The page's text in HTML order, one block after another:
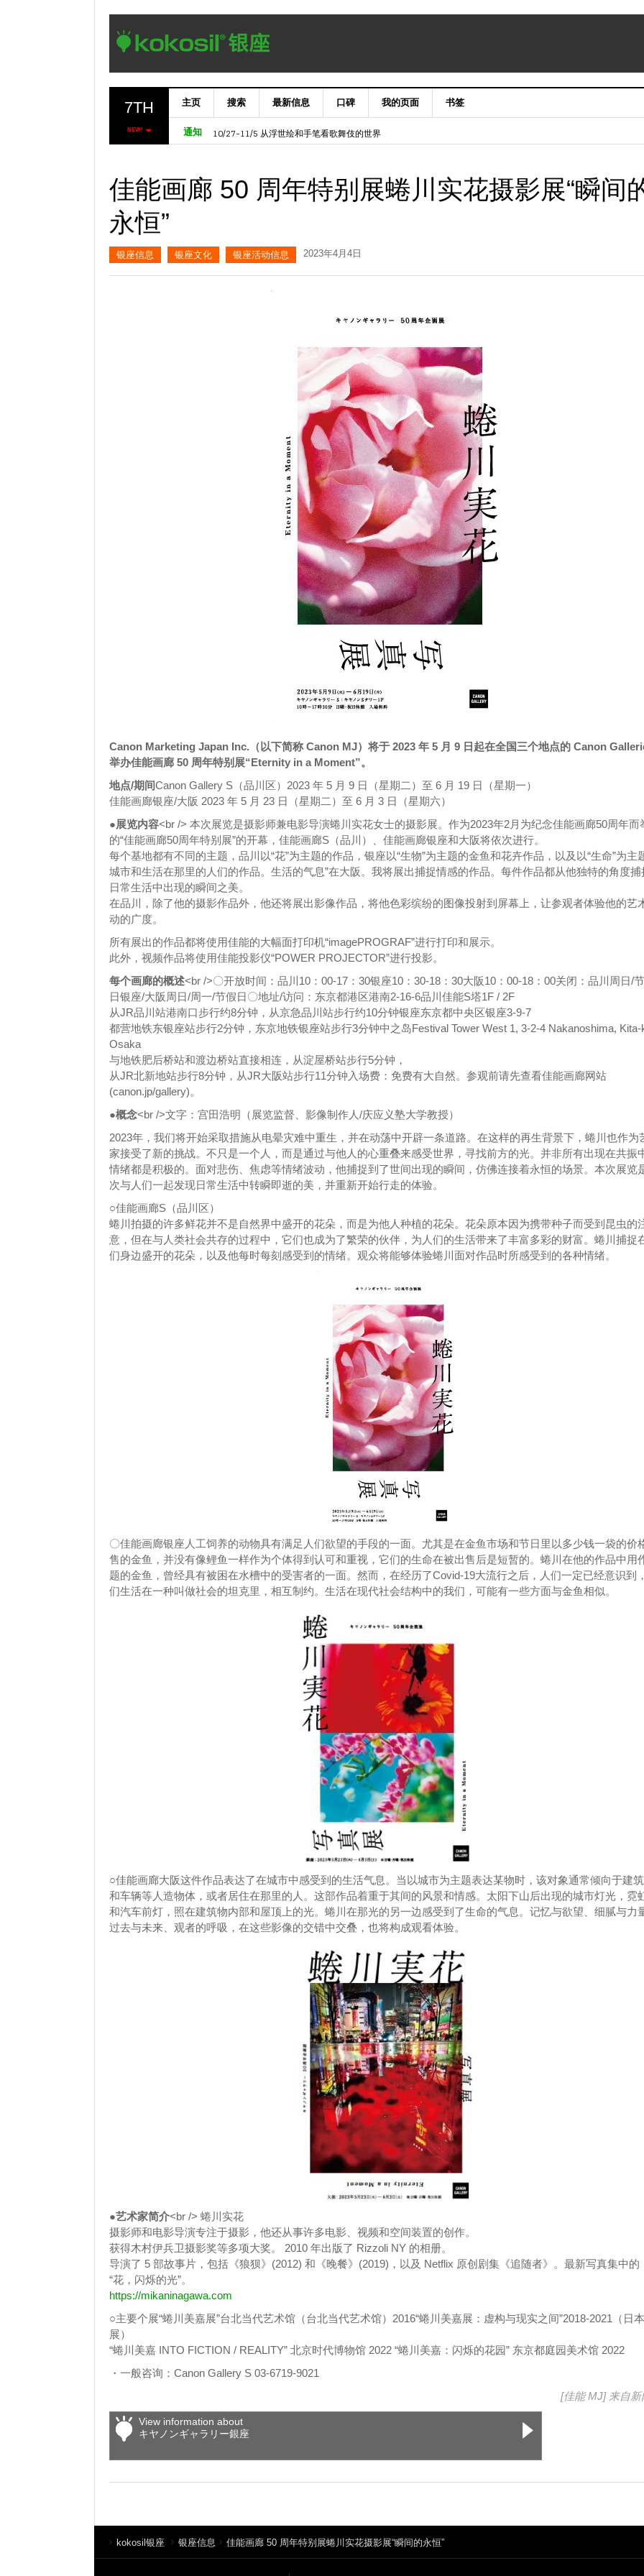
7TH
NEW!
主页 搜索 最新信息 口碑 我的页面 书签
通知
11/6～ 【欧洲七叶树门】Marronniergate CLASSIC&LUXURY X’mas2015
10/27-11/5 从浮世绘和手笔看歌舞伎的世界
佳能画廊 50 周年特别展蜷川实花摄影展“瞬间
永恒”
银座信息 银座文化 银座活动信息 2023年4月4日
Canon Marketing Japan Inc.（以下简称 Canon MJ）将于 2023 年 5 月 9 日起在全国三个地点的 Canon
举办佳能画廊 50 周年特别展“Eternity in a Moment”。
地点/期间Canon Gallery S（品川区）2023 年 5 月 9 日（星期二）至 6 月 19 日（星期一）
佳能画廊银座/大阪 2023 年 5 月 23 日（星期二）至 6 月 3 日（星期六）
●展览内容<br /> 本次展览是摄影师兼电影导演蜷川实花女士的摄影展。作为2023年2月为纪念佳能画廊50周年而
的“佳能画廊50周年特别展”的开幕，佳能画廊S（品川）、佳能画廊银座和大阪将依次进行。
每个基地都有不同的主题，品川以“花”为主题的作品，银座以“生物”为主题的金鱼和花卉作品，以及以“生命”为主
城市和生活在那里的人们的作品。生活的气息”在大阪。我将展出捕捉情感的作品。每件作品都从他独特的角度捕
日常生活中出现的瞬间之美。
在品川，除了他的摄影作品外，他还将展出影像作品，将他色彩缤纷的图像投射到屏幕上，让参观者体验他的艺
动的广度。
所有展出的作品都将使用佳能的大幅面打印机“imagePROGRAF”进行打印和展示。
此外，视频作品将使用佳能投影仪“POWER PROJECTOR”进行投影。
每个画廊的概述<br />〇开放时间：品川10：00-17：30银座10：30-18：30大阪10：00-18：00关闭：品川周日/
日银座/大阪周日/周一/节假日〇地址/访问：东京都港区港南2-16-6品川佳能S塔1F / 2F
从JR品川站港南口步行约8分钟，从京急品川站步行约10分钟银座东京都中央区银座3-9-7
都营地铁东银座站步行2分钟，东京地铁银座站步行3分钟中之岛Festival Tower West 1, 3-2-4 Nakanoshima, Kita-
Osaka
与地铁肥后桥站和渡边桥站直接相连，从淀屋桥站步行5分钟，
从JR北新地站步行8分钟，从JR大阪站步行11分钟入场费：免费有大自然。参观前请先查看佳能画廊网站
(canon.jp/gallery)。
●概念<br />文字：宫田浩明（展览监督、影像制作人/庆应义塾大学教授）
2023年，我们将开始采取措施从电晕灾难中重生，并在动荡中开辟一条道路。在这样的再生背景下，蜷川也作为
家接受了新的挑战。不只是一个人，而是通过与他人的心重叠来感受世界，寻找前方的光。并非所有出现在共振
情绪都是积极的。面对悲伤、焦虑等情绪波动，他捕捉到了世间出现的瞬间，仿佛连接着永恒的场景。本次展览
次与人们一起发现日常生活中转瞬即逝的美，并重新开始行走的体验。
○佳能画廊S（品川区）
蜷川拍摄的许多鲜花并不是自然界中盛开的花朵，而是为他人种植的花朵。花朵原本因为携带种子而受到昆虫的
意，但在与人类社会共存的过程中，它们也成为了繁荣的伙伴，为人们的生活带来了丰富多彩的财富。蜷川捕捉
们身边盛开的花朵，以及他每时每刻感受到的情绪。观众将能够体验蜷川面对作品时所感受到的各种情绪。
〇佳能画廊银座人工饲养的动物具有满足人们欲望的手段的一面。尤其是在金鱼市场和节日里以多少钱一袋的价
售的金鱼，并没有像鲤鱼一样作为个体得到认可和重视，它们的生命在被出售后是短暂的。蜷川在他的作品中用
题的金鱼，曾经具有被困在水槽中的受害者的一面。然而，在经历了Covid-19大流行之后，人们一定已经意识到
们生活在一种叫做社会的坦克里，相互制约。生活在现代社会结构中的我们，可能有一些方面与金鱼相似。
○佳能画廊大阪这件作品表达了在城市中感受到的生活气息。当以城市为主题表达某物时，该对象通常倾向于建
和车辆等人造物体，或者居住在那里的人。这部作品着重于其间的风景和情感。太阳下山后出现的城市灯光，霓
和汽车前灯，照在建筑物内部和屋顶上的光。蜷川在那光的另一边感受到了生命的气息。记忆与欲望、细腻与力
过去与未来、观者的呼吸，在这些影像的交错中交叠，也将构成观看体验。
●艺术家简介<br /> 蜷川实花
摄影师和电影导演专注于摄影，他还从事许多电影、视频和空间装置的创作。
获得木村伊兵卫摄影奖等多项大奖。 2010 年出版了 Rizzoli NY 的相册。
导演了 5 部故事片，包括《狼狈》(2012) 和《晚餐》(2019)，以及 Netflix 原创剧集《追随者》。最新写真集中的
“花，闪烁的光”。
https://mikaninagawa.com
○主要个展“蜷川美嘉展”台北当代艺术馆（台北当代艺术馆）2016“蜷川美嘉展：虚构与现实之间”2018-2021（日
展）
“蜷川美嘉 INTO FICTION / REALITY” 北京时代博物馆 2022 “蜷川美嘉：闪烁的花园” 东京都庭园美术馆 2022
・一般咨询：Canon Gallery S 03-6719-9021
[佳能 MJ] 来自
View information about
キヤノンギャラリー銀座
kokosil银座 银座信息 佳能画廊 50 周年特别展蜷川实花摄影展“瞬间的永恒”